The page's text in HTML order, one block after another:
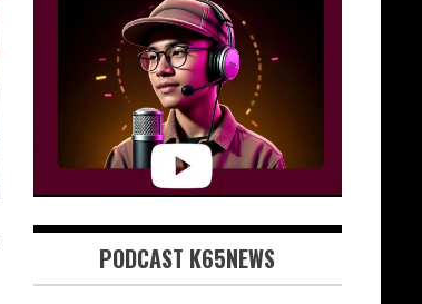
PODCAST K65NEWS